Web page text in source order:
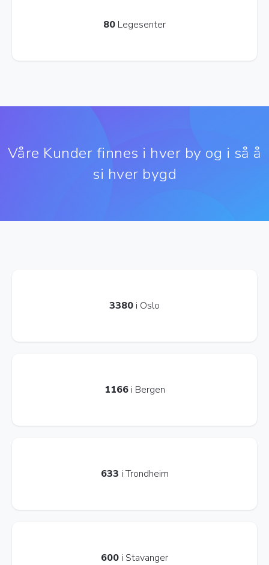
80 Legesenter
Våre Kunder finnes i hver by og i så å
si hver bygd
3380 i Oslo
1166 i Bergen
633 i Trondheim
600 i Stavanger